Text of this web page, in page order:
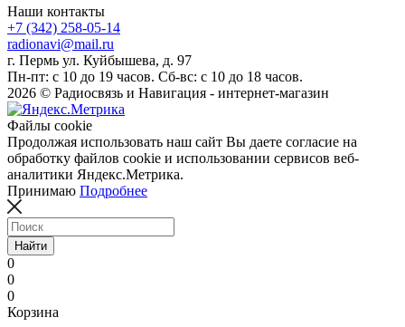
Наши контакты
+7 (342) 258-05-14
radionavi@mail.ru
г. Пермь ул. Куйбышева, д. 97
Пн-пт: с 10 до 19 часов. Сб-вс: с 10 до 18 часов.
2026 © Радиосвязь и Навигация - интернет-магазин
Файлы cookie
Продолжая использовать наш сайт Вы даете согласие на
обработку файлов cookie и использовании сервисов веб-
аналитики Яндекс.Метрика.
Принимаю Подробнее
Найти
0
0
0
Корзина